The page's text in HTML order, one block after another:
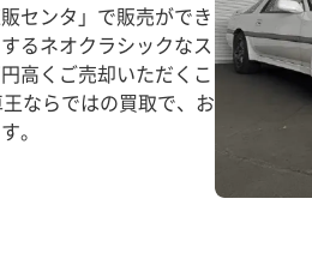
センタ」で販売ができ
るネオクラシックなス
高くご売却いただくこ
ならではの買取で、お
。